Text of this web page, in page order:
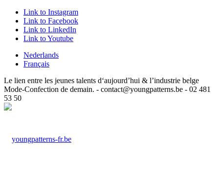
Link to Instagram
Link to Facebook
Link to LinkedIn
Link to Youtube
Nederlands
Français
Le lien entre les jeunes talents d‘aujourd’hui & l’industrie belge
Mode-Confection de demain. - contact@youngpatterns.be - 02 481
53 50